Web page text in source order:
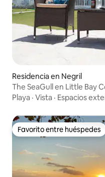
Residencia en Negril
The SeaGull en Little Bay
Playa · Vista · Espacios
Favorito entre huéspedes
Favorito entre huéspedes